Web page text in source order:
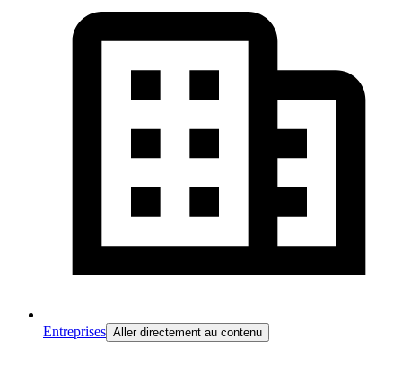
Entreprises Aller directement au contenu